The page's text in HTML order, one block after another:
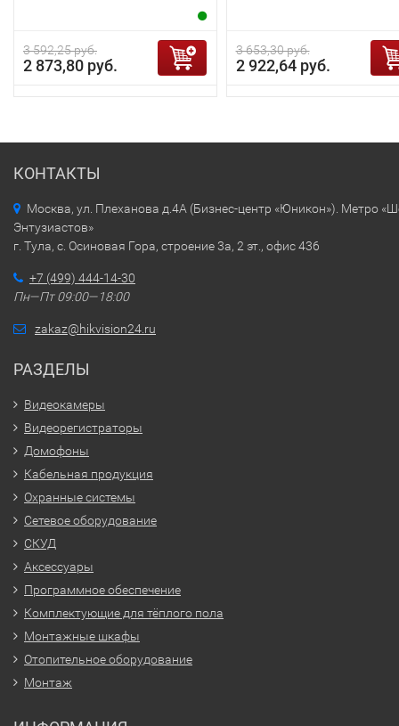
3 592,25 руб.
2 873,80 руб.
3 653,30 руб.
2 922,64 руб.
КОНТАКТЫ
Москва, ул. Плеханова д.4А (Бизнес-центр «Юникон»). Метро
Энтузиастов»
г. Тула, с. Осиновая Гора, строение 3а, 2 эт., офис 436
+7 (499) 444-14-30
Пн—Пт 09:00—18:00
zakaz@hikvision24.ru
РАЗДЕЛЫ
Видеокамеры
Видеорегистраторы
Домофоны
Кабельная продукция
Охранные системы
Сетевое оборудование
СКУД
Аксессуары
Программное обеспечение
Комплектующие для тёплого пола
Монтажные шкафы
Отопительное оборудование
Монтаж